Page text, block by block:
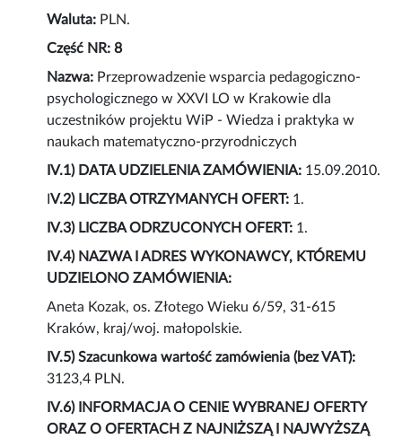
Waluta: PLN.
Część NR: 8
Nazwa: Przeprowadzenie wsparcia pedagogiczno-
psychologicznego w XXVI LO w Krakowie dla
uczestników projektu WiP - Wiedza i praktyka w
naukach matematyczno-przyrodniczych
IV.1) DATA UDZIELENIA ZAMÓWIENIA: 15.09.2010.
IV.2) LICZBA OTRZYMANYCH OFERT: 1.
IV.3) LICZBA ODRZUCONYCH OFERT: 1.
IV.4) NAZWA I ADRES WYKONAWCY, KTÓREMU
UDZIELONO ZAMÓWIENIA:
Aneta Kozak, os. Złotego Wieku 6/59, 31-615
Kraków, kraj/woj. małopolskie.
IV.5) Szacunkowa wartość zamówienia (bez VAT):
3123,4 PLN.
IV.6) INFORMACJA O CENIE WYBRANEJ OFERTY
ORAZ O OFERTACH Z NAJNIŻSZĄ I NAJWYŻSZĄ